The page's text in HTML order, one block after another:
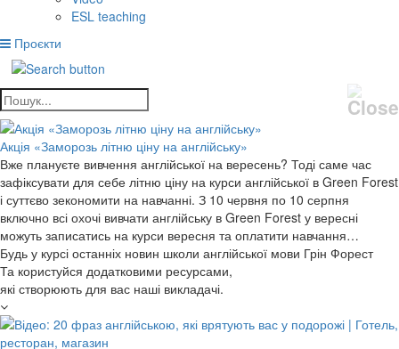
ESL teaching
Проєкти
Акція «Заморозь літню ціну на англійську»
Вже плануєте вивчення англійської на вересень? Тоді саме час
зафіксувати для себе літню ціну на курси англійської в Green Forest
і суттєво зекономити на навчанні. З 10 червня по 10 серпня
включно всі охочі вивчати англійську в Green Forest у вересні
можуть записатись на курси вересня та оплатити навчання…
Будь у курсі останніх новин школи англійської мови Грін Форест
Та користуйся додатковими ресурсами,
які створюють для вас наші викладачі.